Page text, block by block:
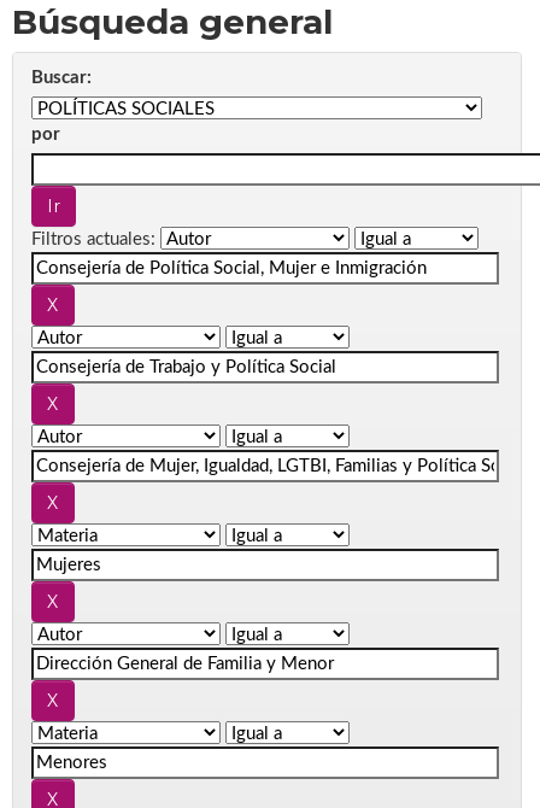
Búsqueda general
Buscar:
por
Filtros actuales: